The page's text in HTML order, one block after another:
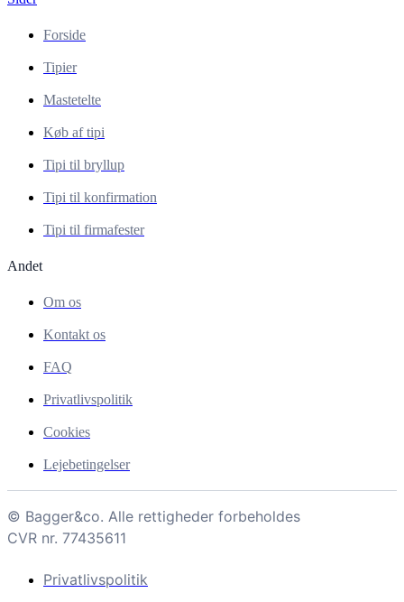
Forside
Tipier
Mastetelte
Køb af tipi
Tipi til bryllup
Tipi til konfirmation
Tipi til firmafester
Andet
Om os
Kontakt os
FAQ
Privatlivspolitik
Cookies
Lejebetingelser
© Bagger&co. Alle rettigheder forbeholdes
CVR nr. 77435611
Privatlivspolitik